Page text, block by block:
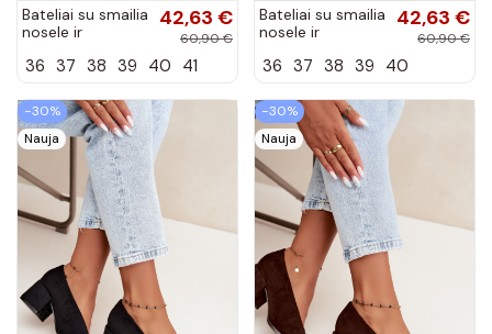
Bateliai su smailia
nosele ir
kulniukais iš
juodos spalvos...
42,63 €
60,90 €
36 37 38 39 40 41
Bateliai su smailia
nosele ir
kulniukais iš
tamsiai rudos...
42,63 €
60,90 €
36 37 38 39 40
−30%
Nauja
−30%
Nauja